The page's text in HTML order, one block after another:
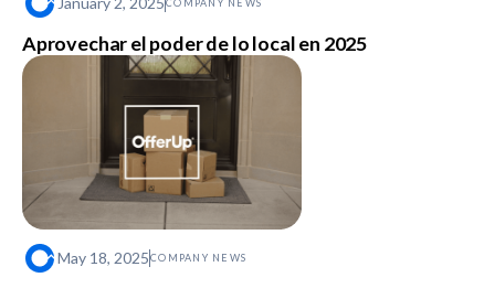
COMPANY NEWS
Aprovechar el poder de lo local en 2025
May 18, 2025COMPANY NEWS